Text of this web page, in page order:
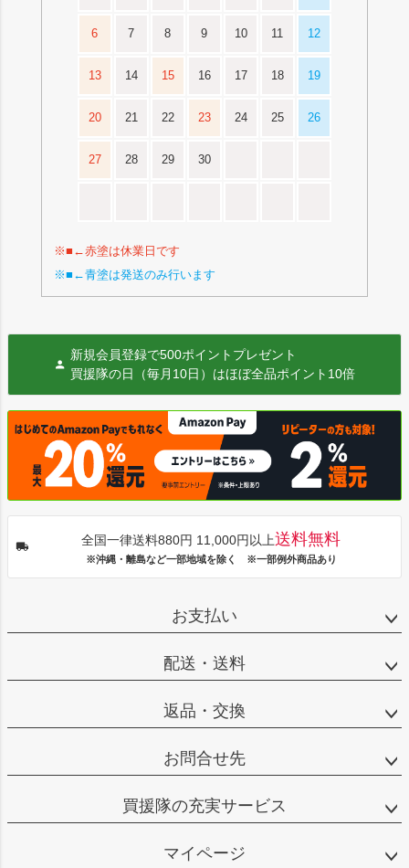
6 7 8 9 10 11 12
13 14 15 16 17 18 19
20 21 22 23 24 25 26
27 28 29 30
※■←赤塗は休業日です
※■←青塗は発送のみ行います
新規会員登録で500ポイントプレゼント
買援隊の日（毎月10日）はほぼ全品ポイント10倍
全国一律送料880円 11,000円以上送料無料
※沖縄・離島など一部地域を除く ※一部例外商品あり
お支払い
配送・送料
返品・交換
お問合せ先
買援隊の充実サービス
マイページ